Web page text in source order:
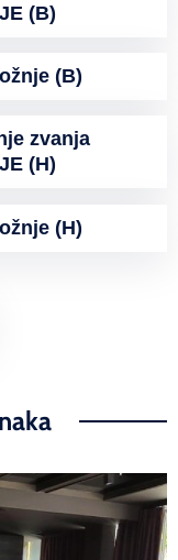
(B)
(B)
zvanja
(H)
(H)